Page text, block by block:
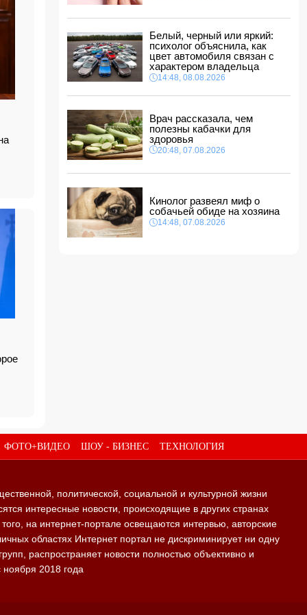
ФИФА выступила с заявлением на фоне
ВС РФ взяли под контроль Ивановку в
Харьковской области
14:04, 08.08.2026
14:00, 08.08.2026
Никол Пашинян позвонил Ильхаму Алиеву
12:48, 08.08.2026
СМИ: США ищут на Кубе фигуру для
повторения "венесуэльского сценария"
Белый, черный или яркий:
психолог объяснила, как
цвет автомобиля связан с
характером владельца
14:48, 08.08.2026
Врач рассказала, чем
полезны кабачки для
здоровья
20:48, 07.08.2026
Кинолог развеял миф о
собачьей обиде на хозяина
14:48, 07.08.2026
ФОТО+ВИДЕО ШОУ - БИЗНЕС ТЕХНОЛОГИЯ
политической, социальной и культурной жизни
интересные новости, происходящие в других странах
на интернет-портале освещаются интервью, авторские
областях Интернет портал не дискриминирует ни одну
распространяет новости полностью объективно и
ноября 2018 года